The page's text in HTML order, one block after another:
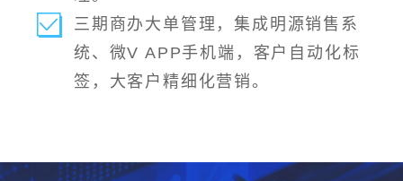
三期商办大单管理，集成明源销售系
统、微V APP手机端，客户自动化标
签，大客户精细化营销。